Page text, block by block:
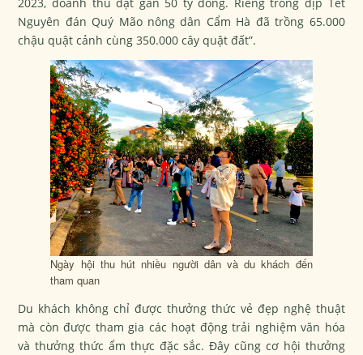
Nguyên đán Quý Mão nông dân Cẩm Hà đã trồng 65.000
chậu quật cảnh cùng 350.000 cây quật đất”.
Ngày hội thu hút nhiều người dân và du khách đến
tham quan
Du khách không chỉ được thưởng thức vẻ đẹp nghệ thuật
mà còn được tham gia các hoạt động trải nghiệm văn hóa
và thưởng thức ẩm thực đặc sắc. Đây cũng cơ hội thưởng